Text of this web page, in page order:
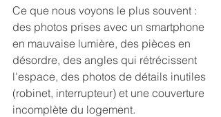
Ce que nous voyons le plus souvent :
des photos prises avec un smartphone
en mauvaise lumière, des pièces en
désordre, des angles qui rétrécissent
l'espace, des photos de détails inutiles
(robinet, interrupteur) et une couverture
incomplète du logement.